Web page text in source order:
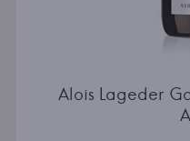
Alois Lageder